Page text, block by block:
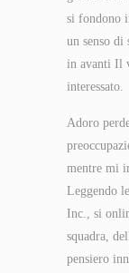
si fondono
un senso di
in avanti Il
interessato.
Adoro
mentre mi
Leggendo
Inc., si
squadra,
pensiero